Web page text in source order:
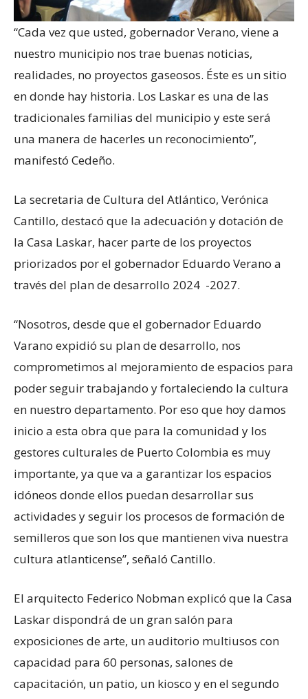
“Cada vez que usted, gobernador Verano, viene a
nuestro municipio nos trae buenas noticias,
realidades, no proyectos gaseosos. Éste es un sitio
en donde hay historia. Los Laskar es una de las
tradicionales familias del municipio y este será
una manera de hacerles un reconocimiento”,
manifestó Cedeño.
La secretaria de Cultura del Atlántico, Verónica
Cantillo, destacó que la adecuación y dotación de
la Casa Laskar, hacer parte de los proyectos
priorizados por el gobernador Eduardo Verano a
través del plan de desarrollo 2024 -2027.
“Nosotros, desde que el gobernador Eduardo
Varano expidió su plan de desarrollo, nos
comprometimos al mejoramiento de espacios para
poder seguir trabajando y fortaleciendo la cultura
en nuestro departamento. Por eso que hoy damos
inicio a esta obra que para la comunidad y los
gestores culturales de Puerto Colombia es muy
importante, ya que va a garantizar los espacios
idóneos donde ellos puedan desarrollar sus
actividades y seguir los procesos de formación de
semilleros que son los que mantienen viva nuestra
cultura atlanticense”, señaló Cantillo.
El arquitecto Federico Nobman explicó que la Casa
Laskar dispondrá de un gran salón para
exposiciones de arte, un auditorio multiusos con
capacidad para 60 personas, salones de
capacitación, un patio, un kiosco y en el segundo